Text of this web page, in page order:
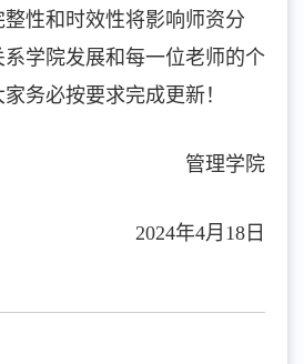
性和时效性将影响师资分
学院发展和每一位老师的个
务必按要求完成更新！
管理学院
2024年4月18日